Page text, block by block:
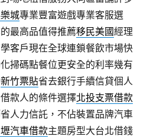
城專業豐富遊戲專業客服選
最高品值得推薦移民美國經理
客戶現在全球連鎖餐飲市場快
掃碼點餐位更安全的利率幾有
新竹票貼省去銀行手續信貸個人
款人的條件選擇北投支票借款
人力信託，不佔裝置品牌汽車
汽車借款主題房型大台北借錢